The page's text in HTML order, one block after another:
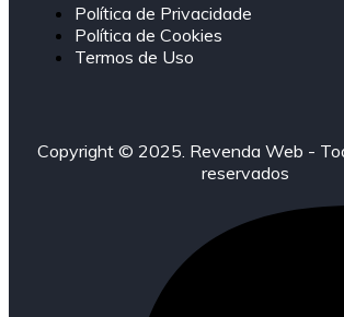
Política de Privacidade
Política de Cookies
Termos de Uso
Copyright © 2025. Revenda Web -
reservados